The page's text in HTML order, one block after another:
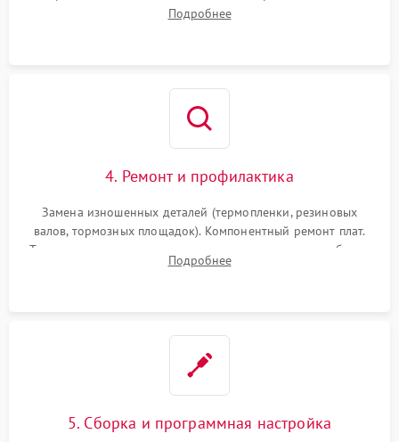
картриджа и оптопар (датчиков прохождения и наличия
Подробнее
4. Ремонт и профилактика
Замена изношенных деталей (термопленки, резиновых
валов, тормозных площадок). Компонентный ремонт плат.
Тщательная очистка тракта печати, контактов и линз блока
лазера (LSU) от просыпанного тонера и пыли.
Подробнее
5. Сборка и программная настройка